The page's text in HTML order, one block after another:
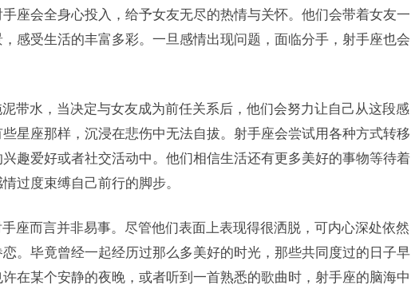
座会全身心投入，给予女友无尽的热情与关怀。他们会带着女友一
感受生活的丰富多彩。一旦感情出现问题，面临分手，射手座也会
带水，当决定与女友成为前任关系后，他们会努力让自己从这段感
星座那样，沉浸在悲伤中无法自拔。射手座会尝试用各种方式转移
趣爱好或者社交活动中。他们相信生活还有更多美好的事物等待着
过度束缚自己前行的脚步。
座而言并非易事。尽管他们表面上表现得很洒脱，可内心深处依然
。毕竟曾经一起经历过那么多美好的时光，那些共同度过的日子早
在某个安静的夜晚，或者听到一首熟悉的歌曲时，射手座的脑海中